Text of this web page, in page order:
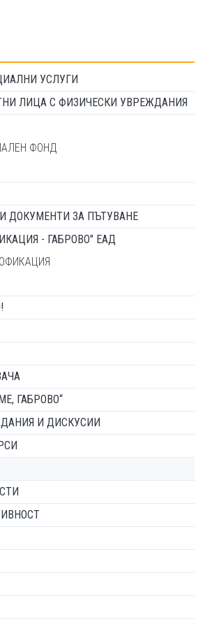
УСЛУГИ
ЛИЦА С ФИЗИЧЕСКИ УВРЕЖДАНИЯ
ФОНД
ДОКУМЕНТИ ЗА ПЪТУВАНЕ
- ГАБРОВО" ЕАД
ГАБРОВО“
И ДИСКУСИИ